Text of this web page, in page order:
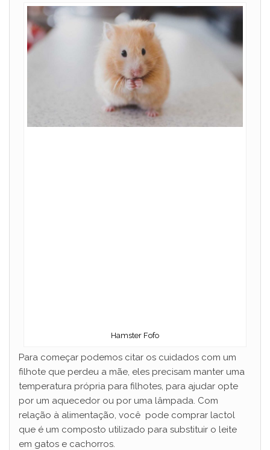
Hamster Fofo
Para começar podemos citar os cuidados com um
filhote que perdeu a mãe, eles precisam manter uma
temperatura própria para filhotes, para ajudar opte
por um aquecedor ou por uma lâmpada. Com
relação à alimentação, você pode comprar lactol
que é um composto utilizado para substituir o leite
em gatos e cachorros.